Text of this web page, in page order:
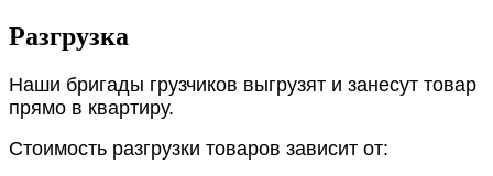
Разгрузка
Наши бригады грузчиков выгрузят и занесут товар
прямо в квартиру.
Стоимость разгрузки товаров зависит от: